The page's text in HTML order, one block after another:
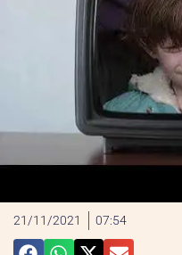
21/11/2021 07:54